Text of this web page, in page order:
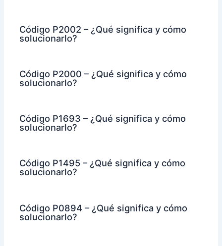
Código P2002 – ¿Qué significa y cómo
solucionarlo?
Código P2000 – ¿Qué significa y cómo
solucionarlo?
Código P1693 – ¿Qué significa y cómo
solucionarlo?
Código P1495 – ¿Qué significa y cómo
solucionarlo?
Código P0894 – ¿Qué significa y cómo
solucionarlo?